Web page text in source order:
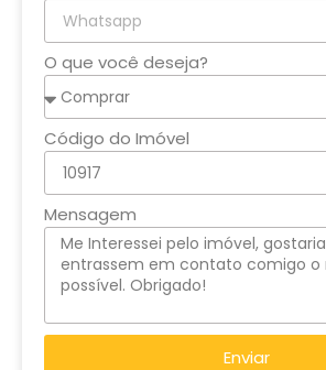
O que você deseja?
Código do Imóvel
Mensagem
Enviar